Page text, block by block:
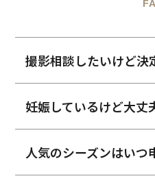
撮影相談したいけど決
妊娠しているけど大丈
人気のシーズンはいつ